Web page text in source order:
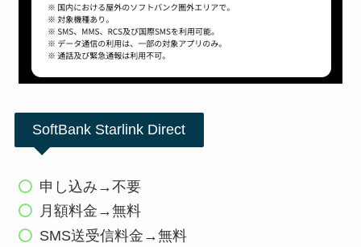
SoftBank Starlink Direct
申し込み→不要
月額料金→無料
SMS送受信料金→無料